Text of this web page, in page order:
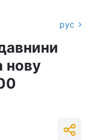
рус
нову